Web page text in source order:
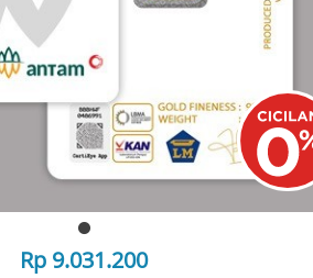
Rp 9.031.200